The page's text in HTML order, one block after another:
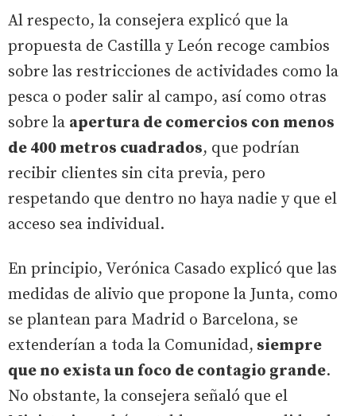
Al respecto, la consejera explicó que la
propuesta de Castilla y León recoge cambios
sobre las restricciones de actividades como la
pesca o poder salir al campo, así como otras
sobre la apertura de comercios con menos
de 400 metros cuadrados, que podrían
recibir clientes sin cita previa, pero
respetando que dentro no haya nadie y que el
acceso sea individual.
En principio, Verónica Casado explicó que las
medidas de alivio que propone la Junta, como
se plantean para Madrid o Barcelona, se
extenderían a toda la Comunidad, siempre
que no exista un foco de contagio grande.
No obstante, la consejera señaló que el